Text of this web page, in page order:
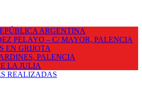
ARGENTINA
PELAYO – C/ MAYOR, PALENCIA
EN GRIJOTA
PALENCIA
LA JULIA
REALIZADAS